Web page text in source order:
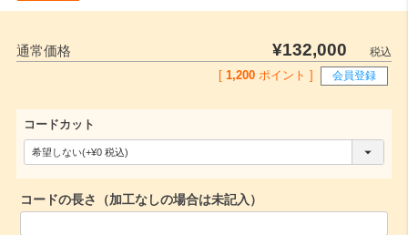
通常価格 ¥132,000
税込
1,200 ポイント ] 会員登録
コードカット
(
必
須
コードの長さ（加工なしの場合は未記入）